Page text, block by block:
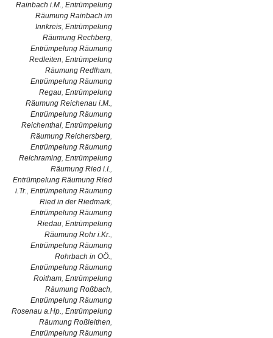
Rainbach i.M., Entrümpelung
Räumung Rainbach im
Innkreis, Entrümpelung
Räumung Rechberg,
Entrümpelung Räumung
Redleiten, Entrümpelung
Räumung Redlham,
Entrümpelung Räumung
Regau, Entrümpelung
Räumung Reichenau i.M.,
Entrümpelung Räumung
Reichenthal, Entrümpelung
Räumung Reichersberg,
Entrümpelung Räumung
Reichraming, Entrümpelung
Räumung Ried i.I.,
Entrümpelung Räumung Ried
i.Tr., Entrümpelung Räumung
Ried in der Riedmark,
Entrümpelung Räumung
Riedau, Entrümpelung
Räumung Rohr i.Kr.,
Entrümpelung Räumung
Rohrbach in OÖ.,
Entrümpelung Räumung
Roitham, Entrümpelung
Räumung Roßbach,
Entrümpelung Räumung
Rosenau a.Hp., Entrümpelung
Räumung Roßleithen,
Entrümpelung Räumung